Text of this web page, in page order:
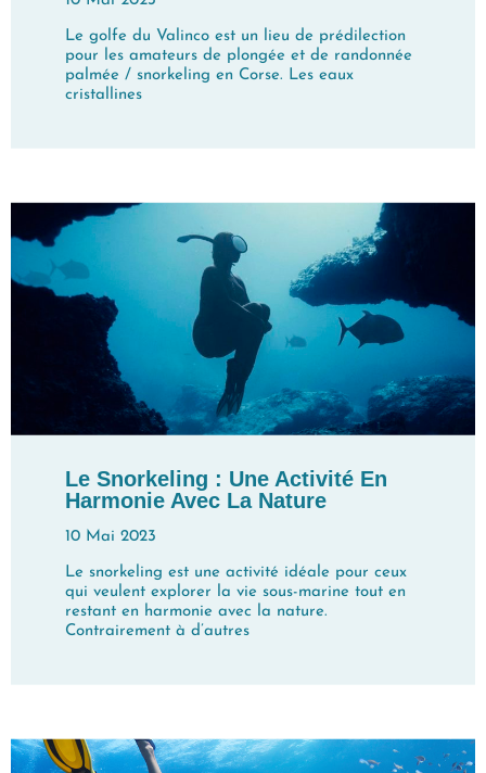
Le golfe du Valinco est un lieu de prédilection
pour les amateurs de plongée et de randonnée
palmée / snorkeling en Corse. Les eaux
cristallines
Le Snorkeling : Une Activité En
Harmonie Avec La Nature
10 Mai 2023
Le snorkeling est une activité idéale pour ceux
qui veulent explorer la vie sous-marine tout en
restant en harmonie avec la nature.
Contrairement à d’autres